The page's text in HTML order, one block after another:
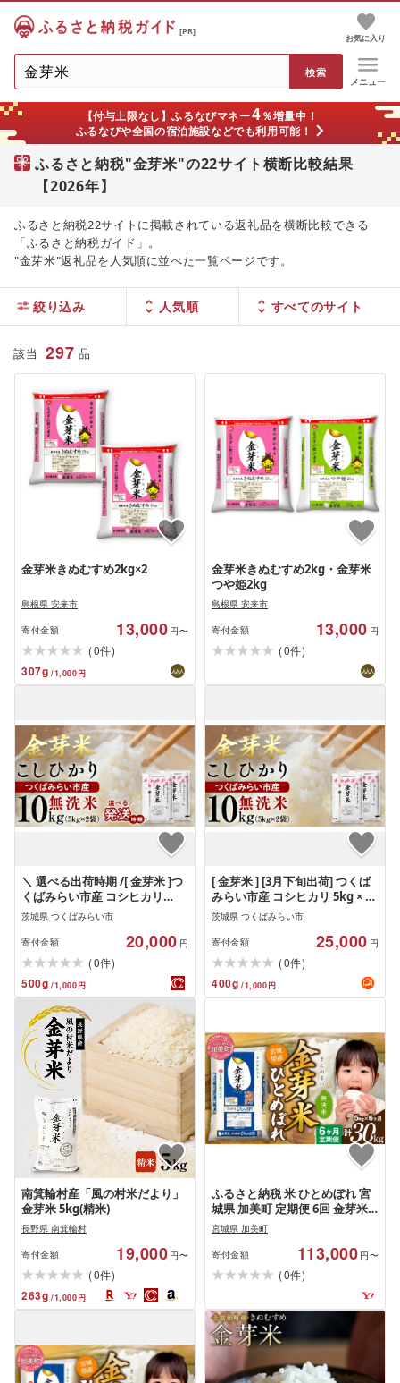
[PR]
お気に入り
メニュー
【付与上限なし】ふるなびマネー4％増量中！
ふるなびや全国の宿泊施設などでも利用可能！
ふるさと納税"金芽米"の22サイト横断比較結果
【2026年】
ふるさと納税22サイトに掲載されている返礼品を横断比較できる
「ふるさと納税ガイド」。
"金芽米"返礼品を人気順に並べた一覧ページです。
絞り込み 人気順
該当 297 品
金芽米きぬむすめ2kg×2
島根県 安来市
寄付金額 13,000 円〜
(0件)
307g /1,000円
金芽米きぬむすめ2kg・金芽米
つや姫2kg
島根県 安来市
寄付金額 13,000 円
(0件)
＼ 選べる出荷時期 /[ 金芽米 ]つ
くばみらい市産 コシヒカリ
10kg (5kg × 2袋)令和7年産 きん
めまい 米 お米 無洗米 茨城県 カ
ロリーオフ 低カロリー 東洋ラ
イス 節水 時短 アウトドア キャ
ンプ
茨城県 つくばみらい市
寄付金額 20,000 円
(0件)
500g /1,000円
[ 金芽米 ] [3月下旬出荷] つくば
みらい市産 コシヒカリ 5kg × 2
袋 ( 計 10kg ) 金芽米 きんめまい
米 お米 無洗米 茨城県 カロリー
オフ 低カロリー 東洋ライス 節
水 時短 アウトドア キャンプ
茨城県 つくばみらい市
寄付金額 25,000 円
(0件)
400g /1,000円
南箕輪村産「風の村米だより」
金芽米 5kg(精米)
長野県 南箕輪村
寄付金額 19,000 円〜
(0件)
263g /1,000円
ふるさと納税 米 ひとめぼれ 宮
城県 加美町 定期便 6回 金芽米
無洗米 令和7年度産 宮城県産 ひ
とめぼれ 無洗米 計 30kg ( 5kg ×
6回 ) km-my-knm05-t6-r7 …
宮城県 加美町
寄付金額 113,000 円〜
(0件)